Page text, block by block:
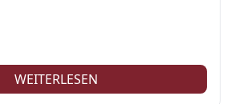
WEITERLESEN